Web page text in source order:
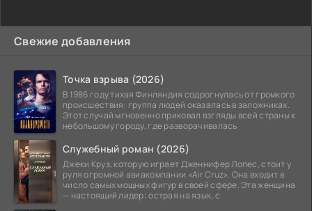
Свежие добавления
Точка взрыва (2026)
В 1986 году тихая Финляндия содрогнулась от громкого
происшествия: группа людей оказалась в заложниках.
Этот случай мгновенно приковал взгляды всей страны к
небольшому городу, где разворачивалась
Служебный роман (2026)
Джеки Круз, которую играет Дженнифер Лопес, стоит у
руля огромной авиакомпании «Air Cruz». Она входит в
число самых мощных фигур в своей сфере. Эта женщина
— настоящий лидер: острая на язык, с